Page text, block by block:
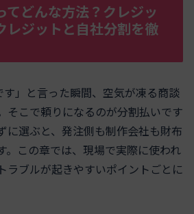
てどんな方法？クレジッ
レジットと自社分割を徹
す」と言った瞬間、空気が凍る商談
そこで頼りになるのが分割払いです
に選ぶと、発注側も制作会社も財布
。この章では、現場で実際に使われ
ラブルが起きやすいポイントごとに